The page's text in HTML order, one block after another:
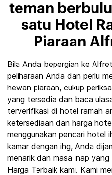
teman
satu Hotel
Piaraan
Bila Anda bepergian ke
peliharaan Anda dan perlu
hewan piaraan, cukup
yang tersedia dan baca
terverifikasi di hotel ramah
ketersediaan dan harga
menggunakan pencari hotel
kamar dengan ihg, Anda
menarik dan masa inap
Harga Terbaik kami. Kami